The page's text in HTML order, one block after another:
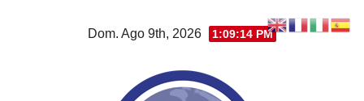
Dom. Ago 9th, 2026 1:09:15 PM